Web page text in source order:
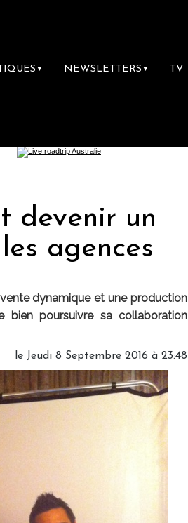
▼ NEWSLETTERS ▼ TV
devenir un
agences
dynamique et une production
poursuivre sa collaboration
le Jeudi 8 Septembre 2016 à 23:48